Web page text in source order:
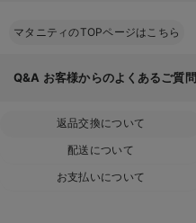
マタニティのTOPページはこちら
Q&A お客様からのよくあるご質問
返品交換について
配送について
お支払いについて